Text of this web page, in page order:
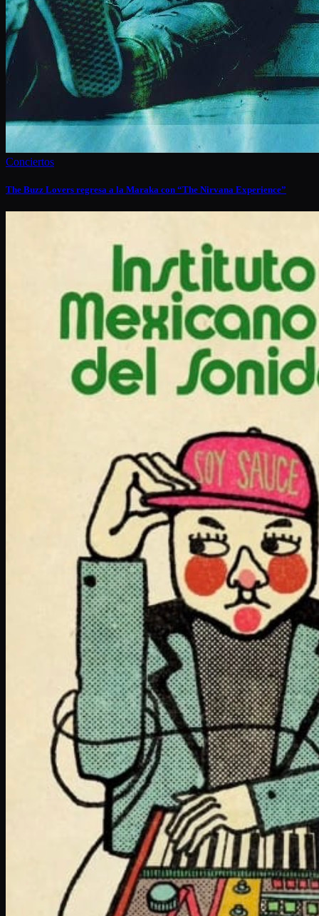
Conciertos
The Buzz Lovers regresa a la Maraka con “The Nirvana Experience”